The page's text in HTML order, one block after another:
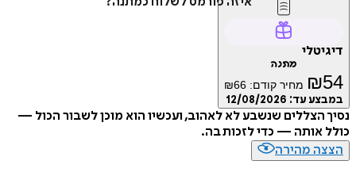
₪ מחיר קודם: ₪66
עד:12/08/2026
הצללים שנשבע לא לאהוב, ועכשיו הוא מוכן לשבור הכול —
אותה — כדי לזכות בה.
מהירה